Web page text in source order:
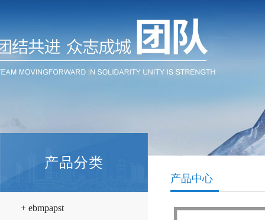
产品分类
+ ebmpapst
产品中心